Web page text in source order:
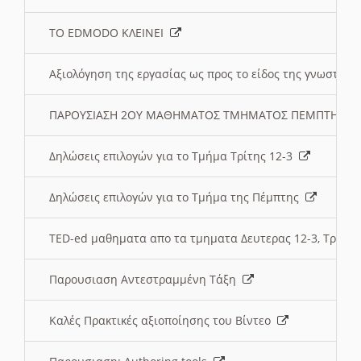
ΤΟ EDMODO ΚΛΕΙΝΕΙ
Αξιολόγηση της εργασίας ως προς το είδος της
ΠΑΡΟΥΣΙΑΣΗ 2ΟΥ ΜΑΘΗΜΑΤΟΣ ΤΜΗΜΑΤΟΣ
Δηλώσεις επιλογών για το Τμήμα Τρίτης 12-3
Δηλώσεις επιλογών για το Τμήμα της Πέμπτης
TED-ed μαθηματα απο τα τμηματα Δευτερας 12-3,
Παρουσιαση Αντεστραμμένη Τάξη
Καλές Πρακτικές αξιοποίησης του Βίντεο